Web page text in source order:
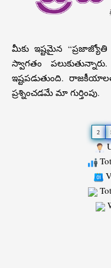
మీకు ఇష్టమైన
స్వాగతం
ఇష్టపడుతుంది.
ప్రశ్నించడమే మా గుర్తింపు.
2